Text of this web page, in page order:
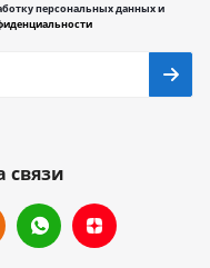
персональных данных и
связи